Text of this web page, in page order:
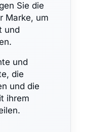
Sie die
Marke, um
und
und
die
und die
ihrem